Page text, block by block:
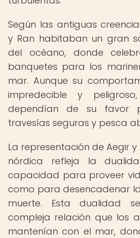
Según las antiguas
y Ran habitaban un gran
del océano, donde
banquetes para los
mar. Aunque su
impredecible y
dependían de su favor
travesías seguras y pesca
La representación de Aegir
nórdica refleja la
capacidad para proveer
como para desencadenar
muerte. Esta dualidad
compleja relación que los
mantenían con el mar,